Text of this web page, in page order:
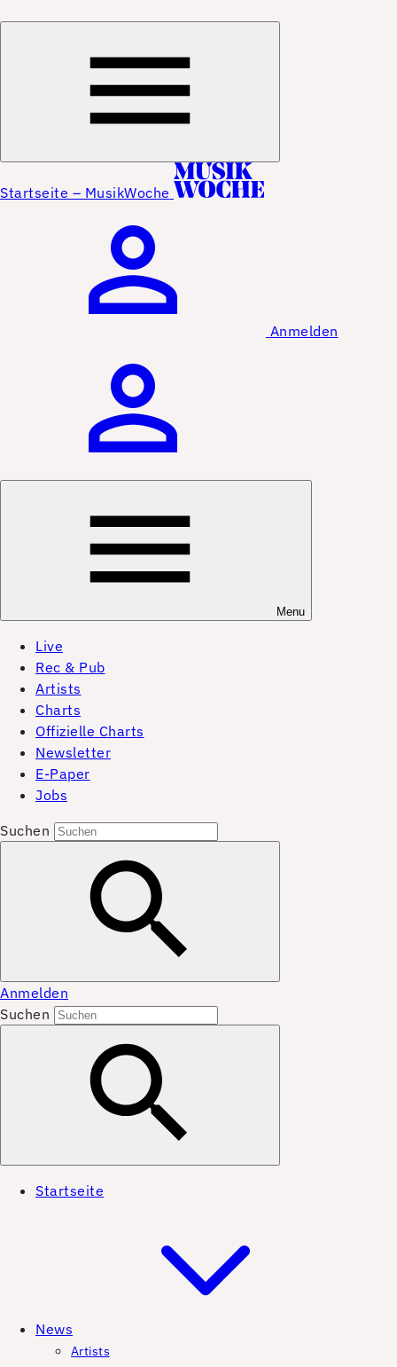
Startseite – MusikWoche
Anmelden
Menu
Live
Rec & Pub
Artists
Charts
Offizielle Charts
Newsletter
E-Paper
Jobs
Suchen
Anmelden
Suchen
Startseite
News
Artists